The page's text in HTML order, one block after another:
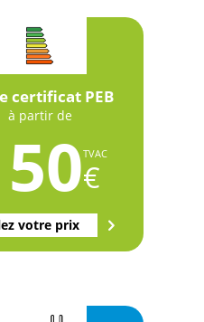
certificat PEB
à partir de
TVAC
€
votre prix